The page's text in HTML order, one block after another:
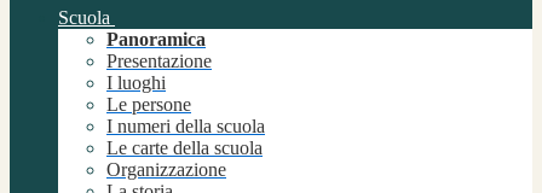
Scuola
Panoramica
Presentazione
I luoghi
Le persone
I numeri della scuola
Le carte della scuola
Organizzazione